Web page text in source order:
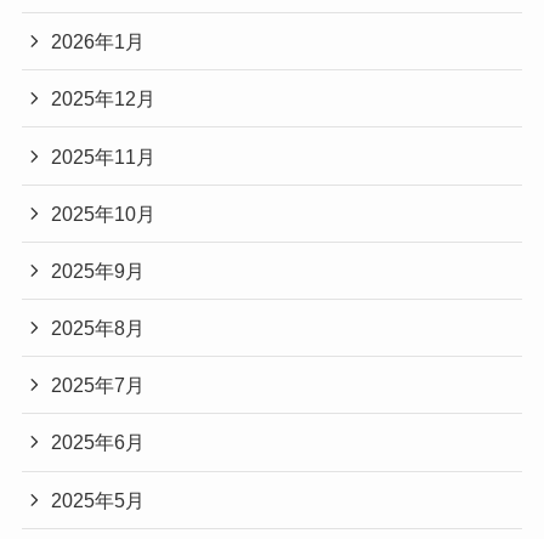
2026年1月
2025年12月
2025年11月
2025年10月
2025年9月
2025年8月
2025年7月
2025年6月
2025年5月